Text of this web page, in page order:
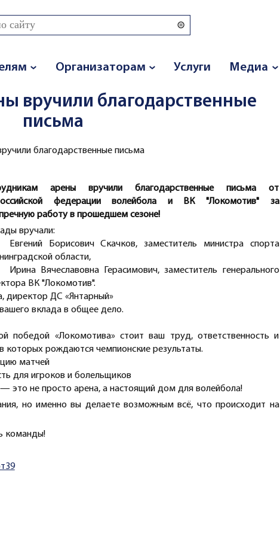
Организаторам Услуги Медиа
вручили благодарственные
письма
благодарственные письма
арены вручили благодарственные письма от
федерации волейбола и ВК "Локомотив"
за
работу в прошедшем сезоне!
вручали:
Евгений Борисович Скачков, заместитель министра спорта
области,
Ирина Вячеславовна Герасимович, заместитель генерального
ВК "Локомотив".
директор ДС «Янтарный»
вклада в общее дело.
«Локомотива» стоит ваш труд, ответственность и
которых рождаются чемпионские результаты.
матчей
для игроков и болельщиков
это не просто арена, а настоящий дом для волейбола!
но именно вы делаете возможным всё, что происходит на
команды!